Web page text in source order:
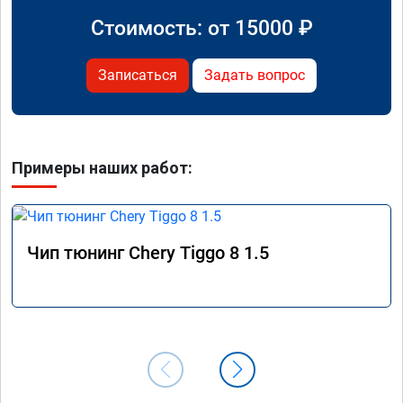
Стоимость: от 15000 ₽
Записаться Задать вопрос
Примеры наших работ:
Чип тюнинг Chery Tiggo 8 1.5